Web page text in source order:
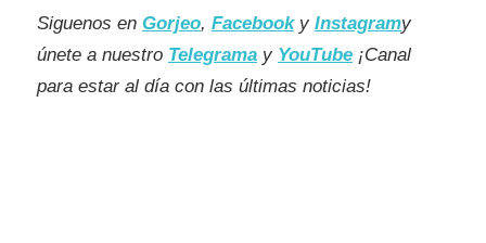
Siguenos en Gorjeo, Facebook y Instagramy
únete a nuestro Telegrama y YouTube ¡Canal
para estar al día con las últimas noticias!